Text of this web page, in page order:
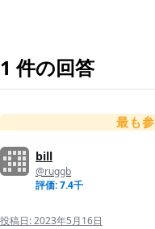
1 件の回答
最も
bill
@ruggb
評価: 7.4千
投稿日:2023年5月16日